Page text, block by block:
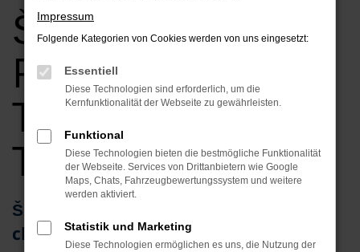
Škoda Karoq für
Passau
Tageszulassung
Top Angebote
Škoda Karoq Tageszulassung – die
clevere Alternative für Passau
Impressum
Folgende Kategorien von Cookies werden von uns eingesetzt:
Essentiell
Diese Technologien sind erforderlich, um die
Kernfunktionalität der Webseite zu gewährleisten.
Funktional
Diese Technologien bieten die bestmögliche Funktionalität
der Webseite. Services von Drittanbietern wie Google
Maps, Chats, Fahrzeugbewertungssystem und weitere
werden aktiviert.
Statistik und Marketing
Diese Technologien ermöglichen es uns, die Nutzung der